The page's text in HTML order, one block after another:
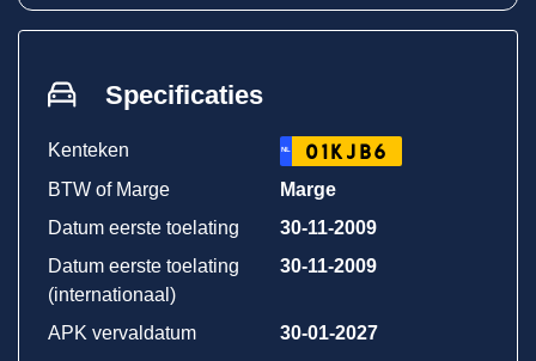
Specificaties
Kenteken NL 01KJB6
BTW of Marge
Marge
Datum eerste toelating
30-11-2009
Datum eerste toelating
(internationaal)
30-11-2009
APK vervaldatum
30-01-2027